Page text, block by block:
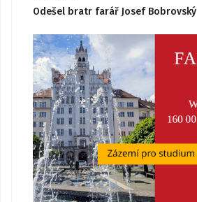
Odešel bratr farář Josef Bobrovský